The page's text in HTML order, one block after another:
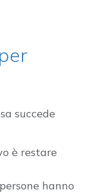
succede
è restare
hanno